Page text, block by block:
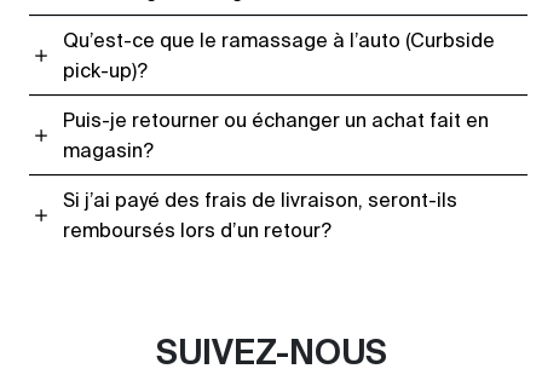
Qu’est-ce que le ramassage à l’auto (Curbside
pick-up)?
Puis-je retourner ou échanger un achat fait en
magasin?
Si j’ai payé des frais de livraison, seront-ils
remboursés lors d’un retour?
SUIVEZ-NOUS